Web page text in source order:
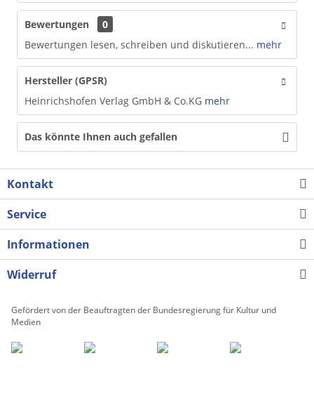
Bewertungen
0
Bewertungen lesen, schreiben und diskutieren... mehr
Hersteller (GPSR)
Heinrichshofen Verlag GmbH & Co.KG mehr
Das könnte Ihnen auch gefallen
Kontakt
Service
Informationen
Widerruf
Gefördert von der Beauftragten der Bundesregierung für Kultur und
Medien